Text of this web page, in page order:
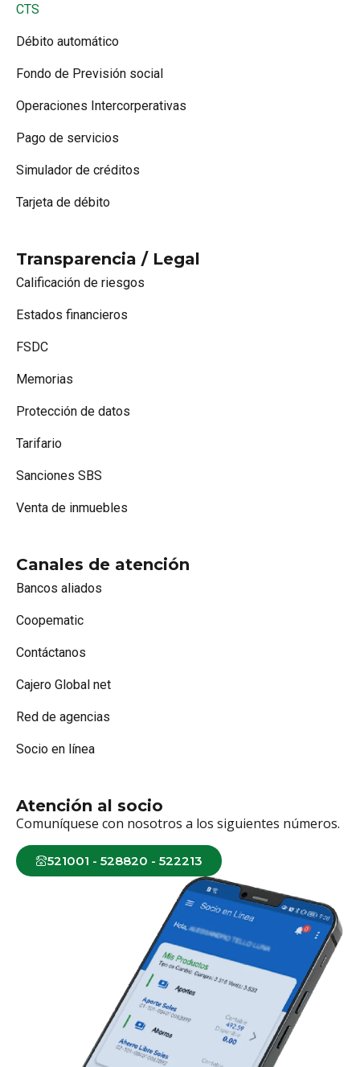
CTS
Débito automático
Fondo de Previsión social
Operaciones Intercorperativas
Pago de servicios
Simulador de créditos
Tarjeta de débito
Transparencia / Legal
Calificación de riesgos
Estados financieros
FSDC
Memorias
Protección de datos
Tarifario
Sanciones SBS
Venta de inmuebles
Canales de atención
Bancos aliados
Coopematic
Contáctanos
Cajero Global net
Red de agencias
Socio en línea
Atención al socio
Comuníquese con nosotros a los siguientes números.
521001 - 528820 - 522213